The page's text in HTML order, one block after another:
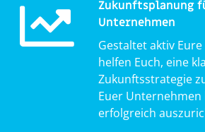
Zukunftsplanung
Unternehmen
Gestaltet aktiv
helfen Euch, eine
Zukunftsstrategie
Euer
erfolgreich